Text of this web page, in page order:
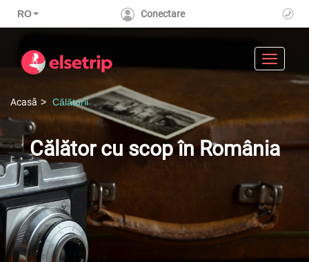
RO Conectare
Toggle
Acasă Călătorii
Călător cu scop în România